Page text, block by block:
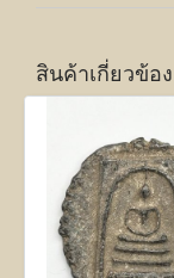
สินค้าเกี่ยวข้อง